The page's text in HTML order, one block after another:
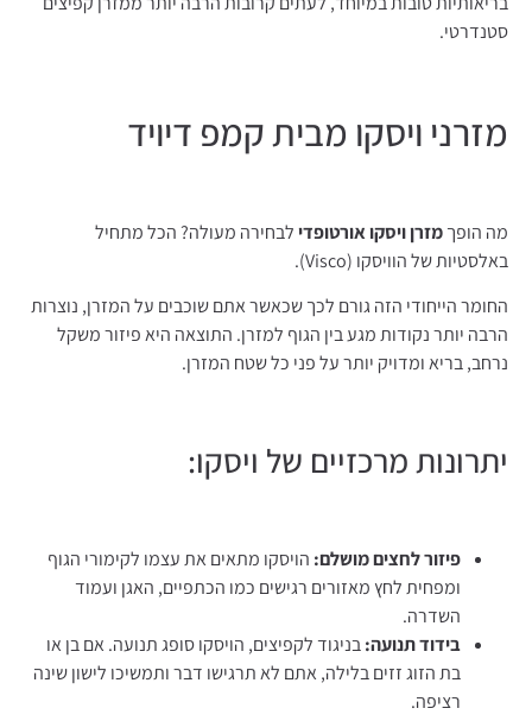
סטנדרטי.
מזרני ויסקו מבית קמפ דיויד
מה הופךמזרן ויסקו אורטופדילבחירה מעולה? הכל מתחיל
באלסטיות של הוויסקו (Visco).
החומר הייחודי הזה גורם לכך שכאשר אתם שוכבים על המזרן, נוצרות
הרבה יותר נקודות מגע בין הגוף למזרן. התוצאה היא פיזור משקל
נרחב, בריא ומדויק יותר על פני כל שטח המזרן.
יתרונות מרכזיים של ויסקו:
פיזור לחצים מושלם: הויסקו מתאים את עצמו לקימורי הגוף
ומפחית לחץ מאזורים רגישים כמו הכתפיים, האגן ועמוד
השדרה.
בידוד תנועה:בניגוד לקפיצים, הויסקו סופג תנועה. אם בן או
בת הזוג זזים בלילה, אתם לא תרגישו דבר ותמשיכו לישון שינה
רציפה.